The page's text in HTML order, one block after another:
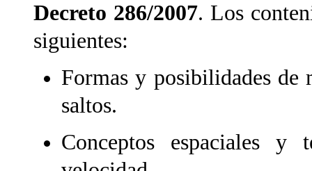
Decreto 286/2007. Los
siguientes:
Formas y posibilidades de
saltos.
Conceptos espaciales y